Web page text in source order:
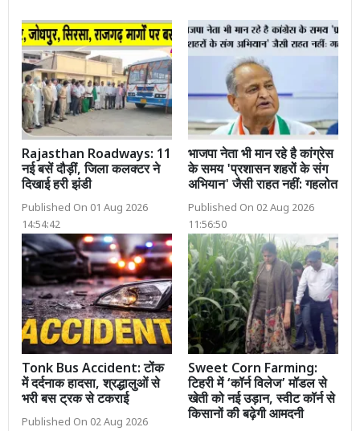
Rajasthan Roadways: 11
नई बसें दौड़ीं, जिला कलक्टर ने
दिखाई हरी झंडी
Published On 01 Aug 2026
14:54:42
भाजपा नेता भी मान रहे है कांग्रेस
के समय 'प्रशासन शहरों के संग
अभियान' जैसी राहत नहीं: गहलोत
Published On 02 Aug 2026
11:56:50
Tonk Bus Accident: टोंक
में दर्दनाक हादसा, श्रद्धालुओं से
भरी बस ट्रक से टकराई
Published On 02 Aug 2026
Sweet Corn Farming:
टिहरी में ‘कॉर्न विलेज’ मॉडल से
खेती को नई उड़ान, स्वीट कॉर्न से
किसानों की बढ़ेगी आमदनी